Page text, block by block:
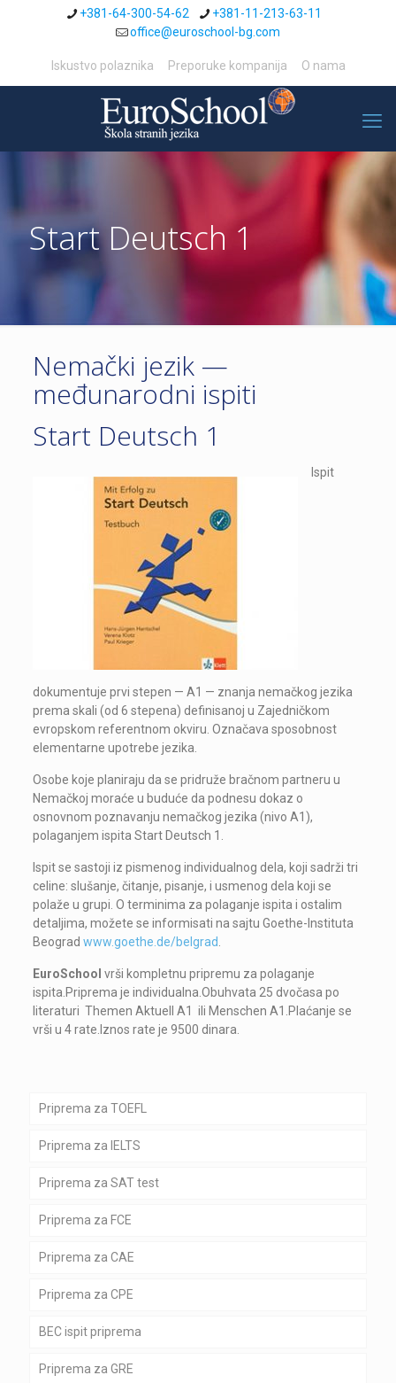
+381-64-300-54-62
+381-11-213-63-11
office@euroschool-bg.com
Iskustvo polaznika Preporuke kompanija O nama
Start Deutsch 1
Nemački jezik —
međunarodni ispiti
Start Deutsch 1
Ispit
dokumentuje prvi stepen — A1 — znanja nemačkog jezika
prema skali (od 6 stepena) definisanoj u Zajedničkom
evropskom referentnom okviru. Označava sposobnost
elementarne upotrebe jezika.
Osobe koje planiraju da se pridruže bračnom partneru u
Nemačkoj moraće u buduće da podnesu dokaz o
osnovnom poznavanju nemačkog jezika (nivo A1),
polaganjem ispita Start Deutsch 1.
Ispit se sastoji iz pismenog individualnog dela, koji sadrži tri
celine: slušanje, čitanje, pisanje, i usmenog dela koji se
polaže u grupi. O terminima za polaganje ispita i ostalim
detaljima, možete se informisati na sajtu Goethe-Instituta
Beograd www.goethe.de/belgrad
EuroSchool vrši kompletnu pripremu za polaganje
ispita.Priprema je individualna.Obuhvata 25 dvočasa po
literaturi Themen Aktuell A1 ili Menschen A1.Plaćanje se
vrši u 4 rate.Iznos rate je 9500 dinara.
Priprema za TOEFL
Priprema za IELTS
Priprema za SAT test
Priprema za FCE
Priprema za CAE
Priprema za CPE
BEC ispit priprema
Priprema za GRE